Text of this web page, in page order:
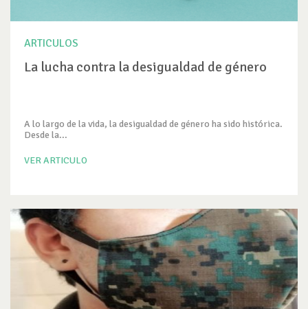
ARTICULOS
La lucha contra la desigualdad de género
A lo largo de la vida, la desigualdad de género ha sido histórica.
Desde la...
VER ARTICULO